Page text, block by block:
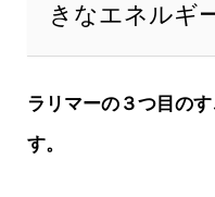
きなエネルギ
ラリマーの３つ目の
す。